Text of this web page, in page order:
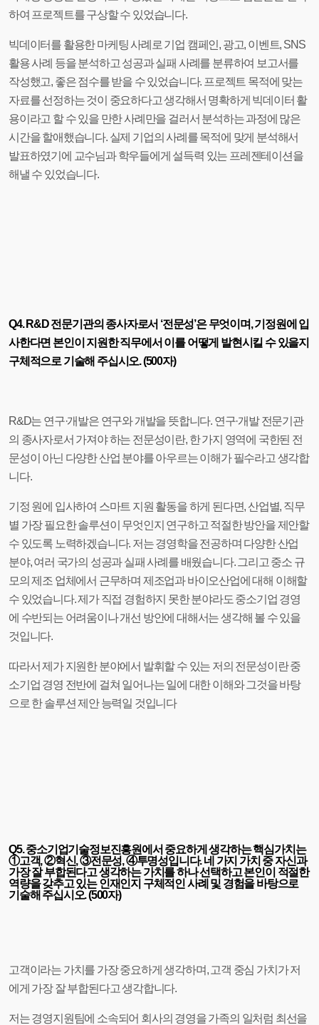
하여 프로젝트를 구상할 수 있었습니다.
빅데이터를 활용한 마케팅 사례로 기업 캠페인, 광고, 이벤트, SNS
활용 사례 등을 분석하고 성공과 실패 사례를 분류하여 보고서를
작성했고, 좋은 점수를 받을 수 있었습니다. 프로젝트 목적에 맞는
자료를 선정하는 것이 중요하다고 생각해서 명확하게 빅데이터 활
용이라고 할 수 있을 만한 사례만을 걸러서 분석하는 과정에 많은
시간을 할애했습니다. 실제 기업의 사례를 목적에 맞게 분석해서
발표하였기에 교수님과 학우들에게 설득력 있는 프레젠테이션을
해낼 수 있었습니다.
Q4. R&D 전문기관의 종사자로서 ‘전문성’은 무엇이며, 기정원에 입
사한다면 본인이 지원한 직무에서 이를 어떻게 발현시킬 수 있을지
구체적으로 기술해 주십시오. (500자)
R&D는 연구·개발은 연구와 개발을 뜻합니다. 연구·개발 전문기관
의 종사자로서 가져야 하는 전문성이란, 한 가지 영역에 국한된 전
문성이 아닌 다양한 산업 분야를 아우르는 이해가 필수라고 생각합
니다.
기정 원에 입사하여 스마트 지원 활동을 하게 된다면, 산업별, 직무
별 가장 필요한 솔루션이 무엇인지 연구하고 적절한 방안을 제안할
수 있도록 노력하겠습니다. 저는 경영학을 전공하며 다양한 산업
분야, 여러 국가의 성공과 실패 사례를 배웠습니다. 그리고 중소 규
모의 제조 업체에서 근무하며 제조업과 바이오산업에 대해 이해할
수 있었습니다. 제가 직접 경험하지 못한 분야라도 중소기업 경영
에 수반되는 어려움이나 개선 방안에 대해서는 생각해 볼 수 있을
것입니다.
따라서 제가 지원한 분야에서 발휘할 수 있는 저의 전문성이란 중
소기업 경영 전반에 걸쳐 일어나는 일에 대한 이해와 그것을 바탕
으로 한 솔루션 제안 능력일 것입니다
Q5. 중소기업기술정보진흥원에서 중요하게 생각하는 핵심가치는
①고객, ②혁신, ③전문성, ④투명성입니다. 네 가지 가치 중 자신과
가장 잘 부합된다고 생각하는 가치를 하나 선택하고 본인이 적절한
역량을 갖추고 있는 인재인지 구체적인 사례 및 경험을 바탕으로
기술해 주십시오. (500자)
고객이라는 가치를 가장 중요하게 생각하며, 고객 중심 가치가 저
에게 가장 잘 부합된다고 생각합니다.
저는 경영지원팀에 소속되어 회사의 경영을 가족의 일처럼 최선을